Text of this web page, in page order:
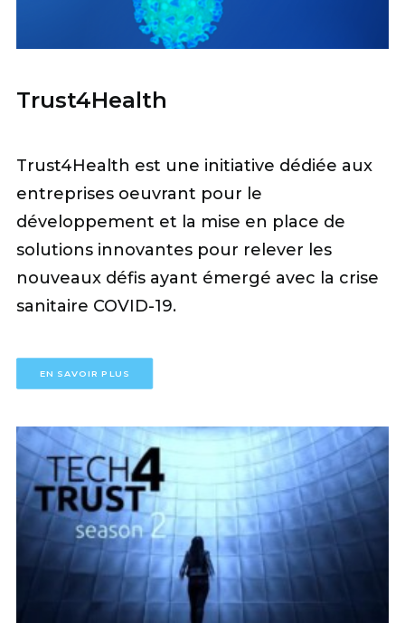
Trust4Health
Trust4Health est une initiative dédiée aux
entreprises oeuvrant pour le
développement et la mise en place de
solutions innovantes pour relever les
nouveaux défis ayant émergé avec la crise
sanitaire COVID-19.
EN SAVOIR PLUS